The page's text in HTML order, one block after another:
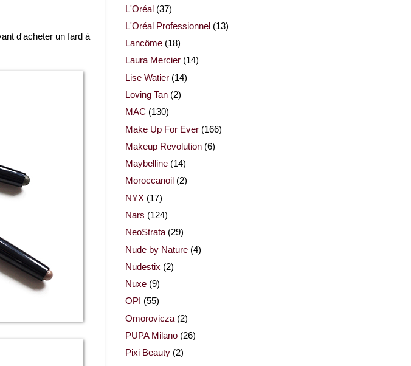
d'acheter un fard à
L'Oréal (37)
L'Oréal Professionnel (13)
Lancôme (18)
Laura Mercier (14)
Lise Watier (14)
Loving Tan (2)
MAC (130)
Make Up For Ever (166)
Makeup Revolution (6)
Maybelline (14)
Moroccanoil (2)
NYX (17)
Nars (124)
NeoStrata (29)
Nude by Nature (4)
Nudestix (2)
Nuxe (9)
OPI (55)
Omorovicza (2)
PUPA Milano (26)
Pixi Beauty (2)